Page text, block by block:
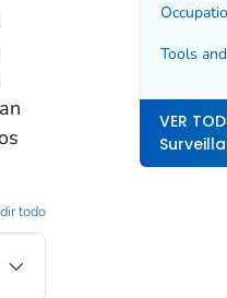
todo
Tools
VER